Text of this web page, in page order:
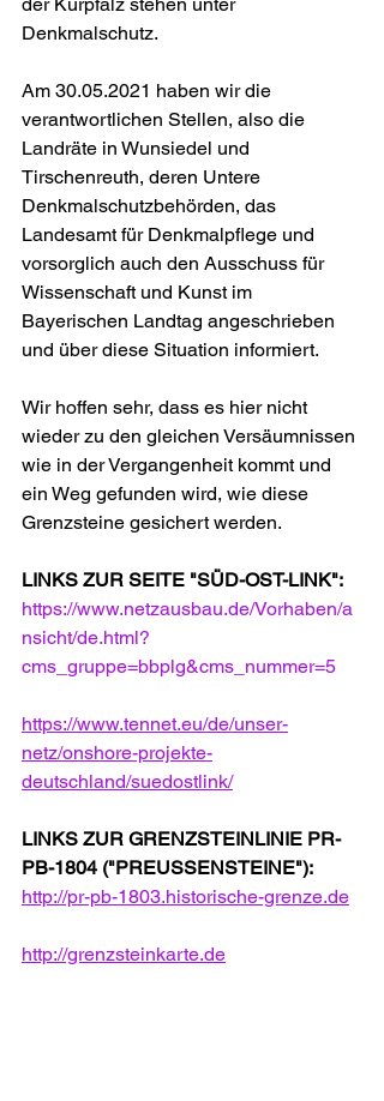
der Kurpfalz stehen unter
Denkmalschutz.
Am 30.05.2021 haben wir die
verantwortlichen Stellen, also die
Landräte in Wunsiedel und
Tirschenreuth, deren Untere
Denkmalschutzbehörden, das
Landesamt für Denkmalpflege und
vorsorglich auch den Ausschuss für
Wissenschaft und Kunst im
Bayerischen Landtag angeschrieben
und über diese Situation informiert.
Wir hoffen sehr, dass es hier nicht
wieder zu den gleichen Versäumnissen
wie in der Vergangenheit kommt und
ein Weg gefunden wird, wie diese
Grenzsteine gesichert werden.
LINKS ZUR SEITE "SÜD-OST-LINK":
https://www.netzausbau.de/Vorhaben/a
nsicht/de.html?
cms_gruppe=bbplg&cms_nummer=5
https://www.tennet.eu/de/unser-
netz/onshore-projekte-
deutschland/suedostlink/
LINKS ZUR GRENZSTEINLINIE PR-
PB-1804 ("PREUSSENSTEINE"):
http://pr-pb-1803.historische-grenze.de
http://grenzsteinkarte.de